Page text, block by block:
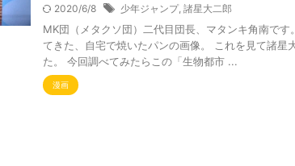
2020/6/8 少年ジャンプ, 諸星大二郎
MK団（メタクソ団）二代目団長、マタンキ角南で
てきた、自宅で焼いたパンの画像。 これを見て諸星
た。 今回調べてみたらこの「生物都市 ...
漫画